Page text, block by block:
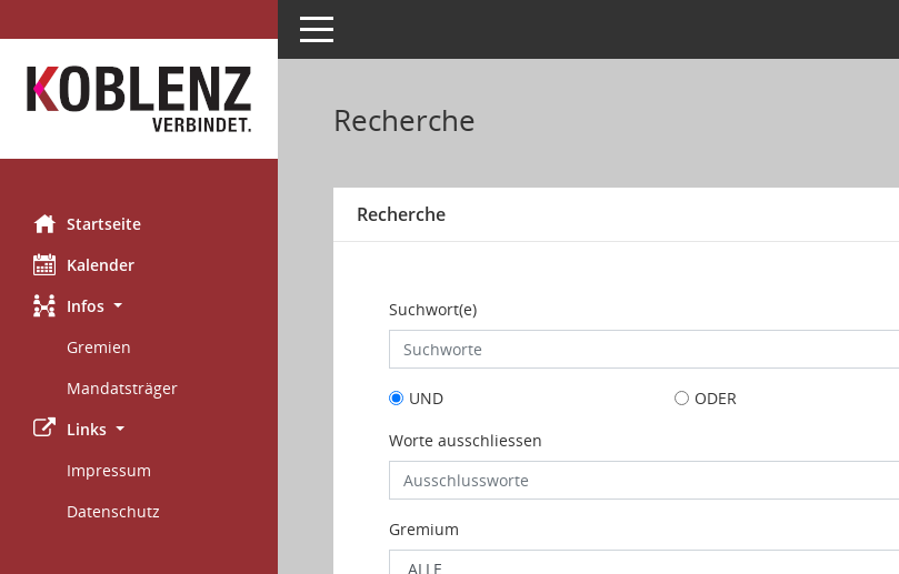
Startseite
Kalender
Infos
Gremien
Mandatsträger
Links
Impressum
Datenschutz
Toggle navigation
Recherche
Recherche
Suchwort(e)
UND
ODER
Worte ausschliessen
Gremium